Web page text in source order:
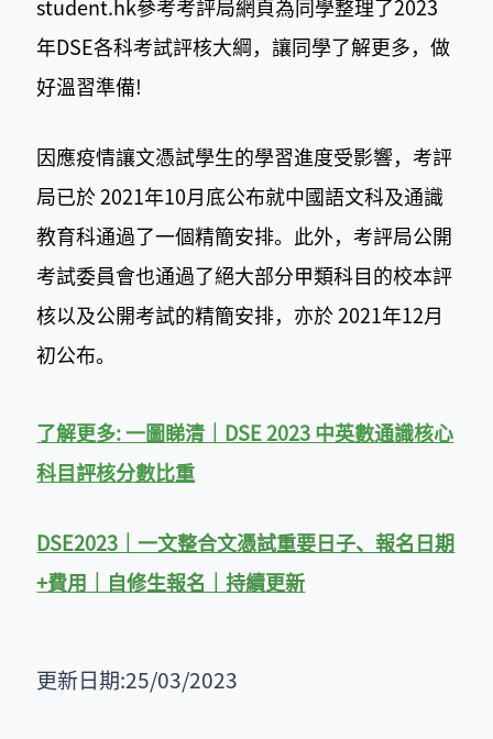
student.hk參考考評局網頁為同學整理了2023
年DSE各科考試評核大綱，讓同學了解更多，做
好溫習準備!
因應疫情讓文憑試學生的學習進度受影響，考評
局已於 2021年10月底公布就中國語文科及通識
教育科通過了一個精簡安排。此外，考評局公開
考試委員會也通過了絕大部分甲類科目的校本評
核以及公開考試的精簡安排，亦於 2021年12月
初公布。
了解更多: 一圖睇清｜DSE 2023 中英數通識核心
科目評核分數比重
DSE2023｜一文整合文憑試重要日子、報名日期
+費用｜自修生報名｜持續更新
更新日期:25/03/2023